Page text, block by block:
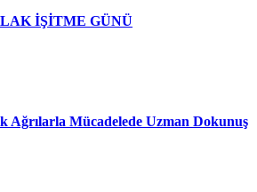
İŞİTME GÜNÜ
Ağrılarla Mücadelede Uzman Dokunuş